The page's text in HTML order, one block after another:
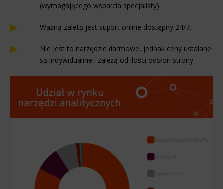
(wymagającego wsparcia specjalisty).
Ważną zaletą jest suport online dostępny 24/7.
Nie jest to narzędzie darmowe, jednak ceny ustalane
są indywidualnie i zależą od ilości odsłon strony.